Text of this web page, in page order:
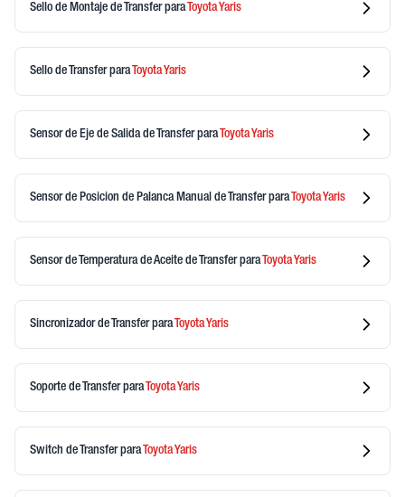
Sello de Montaje de TransferparaToyotaYaris
Sello de TransferparaToyotaYaris
Sensor de Eje de Salida de TransferparaToyotaYaris
Sensor de Posicion de Palanca Manual de TransferparaToyotaYaris
Sensor de Temperatura de Aceite de TransferparaToyotaYaris
Sincronizador de TransferparaToyotaYaris
Soporte de TransferparaToyotaYaris
Switch de TransferparaToyotaYaris